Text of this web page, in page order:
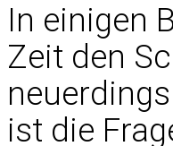
In einigen
Zeit den
ist die